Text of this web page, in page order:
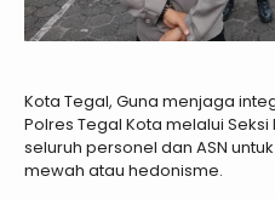
Kota Tegal, Guna menjaga
Polres Tegal Kota melalui
seluruh personel dan ASN
mewah atau hedonisme.